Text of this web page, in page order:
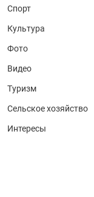
Спорт
Культура
Фото
Видео
Туризм
Сельское хозяйство
Интересы